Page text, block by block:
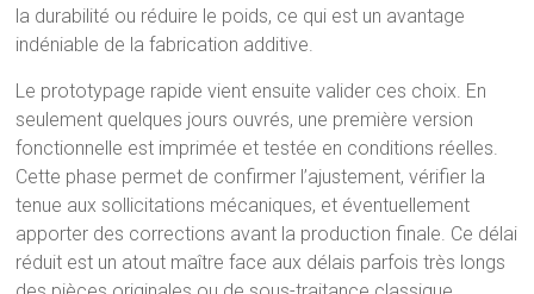
la durabilité ou réduire le poids, ce qui est un avantage
indéniable de la fabrication additive.
Le prototypage rapide vient ensuite valider ces choix. En
seulement quelques jours ouvrés, une première version
fonctionnelle est imprimée et testée en conditions réelles.
Cette phase permet de confirmer l’ajustement, vérifier la
tenue aux sollicitations mécaniques, et éventuellement
apporter des corrections avant la production finale. Ce délai
réduit est un atout maître face aux délais parfois très longs